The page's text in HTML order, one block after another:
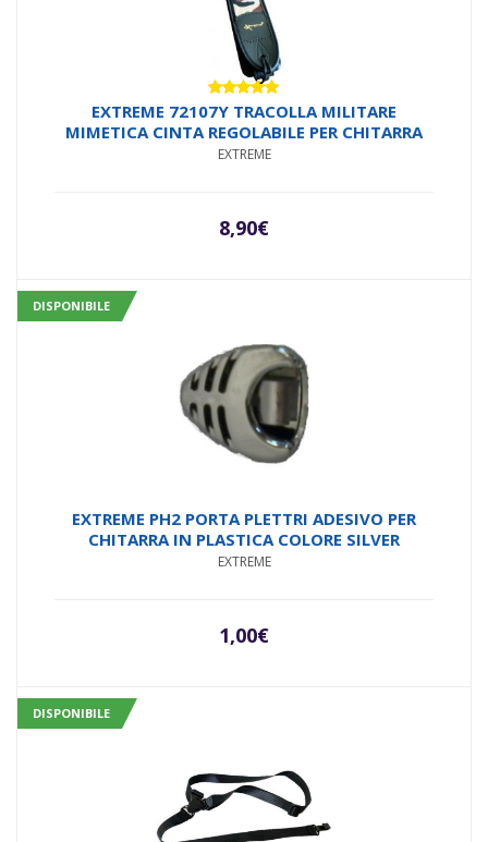
Valutato
5.00su 5
EXTREME 72107Y TRACOLLA MILITARE
MIMETICA CINTA REGOLABILE PER CHITARRA
EXTREME
8,90€
DISPONIBILE
EXTREME PH2 PORTA PLETTRI ADESIVO PER
CHITARRA IN PLASTICA COLORE SILVER
EXTREME
1,00€
DISPONIBILE